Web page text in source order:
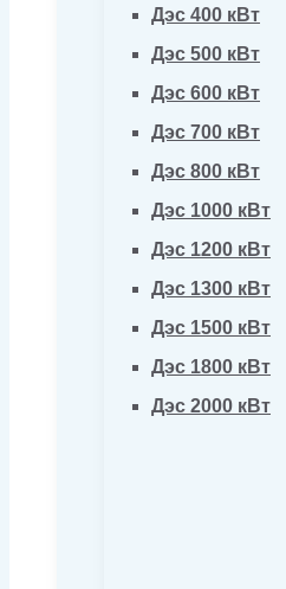
Дэс 400 кВт
Дэс 500 кВт
Дэс 600 кВт
Дэс 700 кВт
Дэс 800 кВт
Дэс 1000 кВт
Дэс 1200 кВт
Дэс 1300 кВт
Дэс 1500 кВт
Дэс 1800 кВт
Дэс 2000 кВт